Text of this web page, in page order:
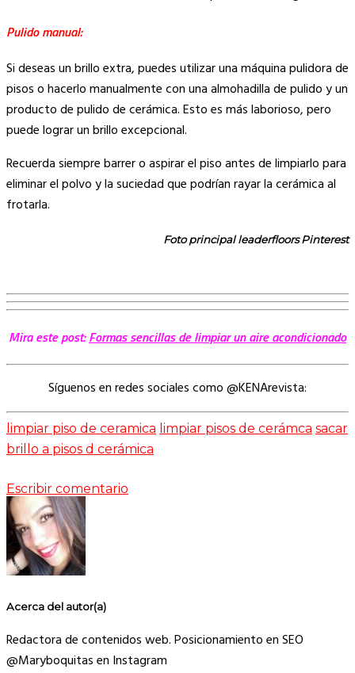
Pulido manual:
Si deseas un brillo extra, puedes utilizar una máquina pulidora de
pisos o hacerlo manualmente con una almohadilla de pulido y un
producto de pulido de cerámica. Esto es más laborioso, pero
puede lograr un brillo excepcional.
Recuerda siempre barrer o aspirar el piso antes de limpiarlo para
eliminar el polvo y la suciedad que podrían rayar la cerámica al
frotarla.
Foto principal leaderfloors Pinterest
Mira este post:Formas sencillas de limpiar un aire acondicionado
Síguenos en redes sociales como @KENArevista:
limpiar piso de ceramica limpiar pisos de cerámca sacar
brillo a pisos d cerámica
Escribir comentario
Acerca del autor(a)
Redactora de contenidos web. Posicionamiento en SEO
@Maryboquitas en Instagram